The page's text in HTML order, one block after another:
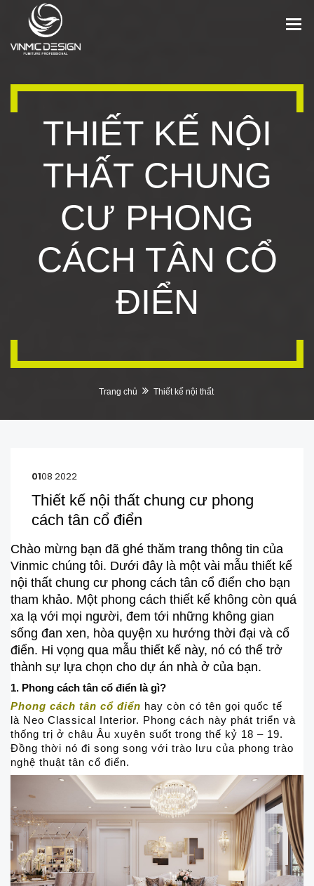
THIẾT KẾ NỘI
THẤT CHUNG
CƯ PHONG
CÁCH TÂN CỔ
ĐIỂN
Trang chủ Thiết kế nội thất
0108 2022
Thiết kế nội thất chung cư phong
cách tân cổ điển
Chào mừng bạn đã ghé thăm trang thông tin của
Vinmic chúng tôi. Dưới đây là một vài mẫu thiết kế
nội thất chung cư phong cách tân cổ điển cho bạn
tham khảo. Một phong cách thiết kế không còn quá
xa lạ với mọi người, đem tới những không gian
sống đan xen, hòa quyện xu hướng thời đại và cổ
điển. Hi vọng qua mẫu thiết kế này, nó có thể trở
thành sự lựa chọn cho dự án nhà ở của bạn.
1. Phong cách tân cổ điển là gì?
Phong cách tân cổ điển hay còn có tên gọi quốc tế
là Neo Classical Interior. Phong cách này phát triển và
thống trị ở châu Âu xuyên suốt trong thế kỷ 18 – 19.
Đồng thời nó đi song song với trào lưu của phong trào
nghệ thuật tân cổ điển.